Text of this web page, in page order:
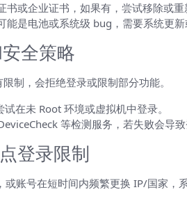
或企业证书，如果有，尝试移除或重
能是电池或系统级 bug，需要系统更新
全策略
制，会拒绝登录或限制部分功能。
在未 Root 环境或虚拟机中登录。
等检测服务，若失败会导致
登录限制
账号在短时间内频繁更换 IP/国家，